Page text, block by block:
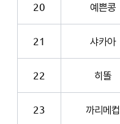
20 예쁜콩
21 샤카아
22 히똘
23 까리메컵